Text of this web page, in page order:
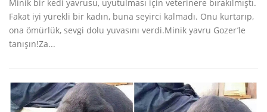
Minik bir kedi yavrusu, uyutulması için veterinere bırakılmıştı.
Fakat iyi yürekli bir kadın, buna seyirci kalmadı. Onu kurtarıp,
ona ömürlük, sevgi dolu yuvasını verdi.Minik yavru Gozer’le
tanışın!Za...